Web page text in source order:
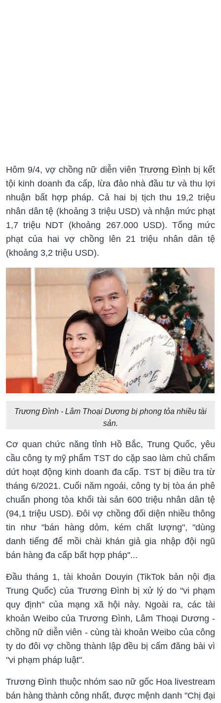
Hôm 9/4, vợ chồng nữ diễn viên Trương Đình bị kết
tội kinh doanh đa cấp, lừa đảo nhà đầu tư và thu lợi
nhuận bất hợp pháp. Cả hai bị tịch thu 19,2 triệu
nhân dân tệ (khoảng 3 triệu USD) và nhận mức phạt
1,7 triệu NDT (khoảng 267.000 USD). Tổng mức
phạt của hai vợ chồng lên 21 triệu nhân dân tệ
(khoảng 3,2 triệu USD).
Trương Đình - Lâm Thoại Dương bị phong tỏa nhiều tài
sản.
Cơ quan chức năng tỉnh Hồ Bắc, Trung Quốc, yêu
cầu công ty mỹ phẩm TST do cặp sao làm chủ chấm
dứt hoạt động kinh doanh đa cấp. TST bị điều tra từ
tháng 6/2021. Cuối năm ngoái, công ty bị tòa án phê
chuẩn phong tỏa khối tài sản 600 triệu nhân dân tệ
(94,1 triệu USD). Đôi vợ chồng đối diện nhiều thông
tin như "bán hàng dỏm, kém chất lượng", "dùng
danh tiếng để mồi chài khán giả gia nhập đội ngũ
bán hàng đa cấp bất hợp pháp"...
Đầu tháng 1, tài khoản Douyin (TikTok bản nội địa
Trung Quốc) của Trương Đình bị xử lý do "vi phạm
quy định" của mạng xã hội này. Ngoài ra, các tài
khoản Weibo của Trương Đình, Lâm Thoại Dương -
chồng nữ diễn viên - cùng tài khoản Weibo của công
ty do đôi vợ chồng thành lập đều bị cấm đăng bài vì
"vi phạm pháp luật".
Trương Đình thuộc nhóm sao nữ gốc Hoa livestream
bán hàng thành công nhất, được mệnh danh "Chị đại